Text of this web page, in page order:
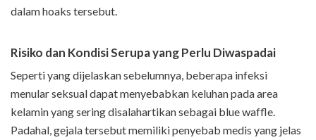
dalam hoaks tersebut.
Risiko dan Kondisi Serupa yang Perlu Diwaspadai
Seperti yang dijelaskan sebelumnya, beberapa infeksi
menular seksual dapat menyebabkan keluhan pada area
kelamin yang sering disalahartikan sebagai blue waffle.
Padahal, gejala tersebut memiliki penyebab medis yang jelas